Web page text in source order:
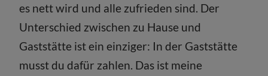
es nett wird und alle zufrieden sind. Der
Unterschied zwischen zu Hause und
Gaststätte ist ein einziger: In der Gaststätte
musst du dafür zahlen. Das ist meine